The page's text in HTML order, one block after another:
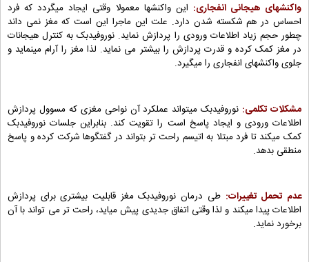
واکنشهای هیجانی انفجاری: این واکنشها معمولا وقتی ایجاد میگردد که فرد
احساس در هم شکسته شدن دارد. علت این ماجرا این است که مغز نمی داند
چطور حجم زیاد اطلاعات ورودی را پردازش نماید. نوروفیدبک به کنترل هیجانات
در مغز کمک کرده و قدرت پردازش را بیشتر می نماید. لذا مغز را آرام مینماید و
جلوی واکنشهای انفجاری را میگیرد.
مشکلات تکلمی: نوروفیدبک میتواند عملکرد آن نواحی مغزی که مسوول پردازش
اطلاعات ورودی و ایجاد پاسخ است را تقویت کند. بنابراین جلسات نوروفیدبک
کمک میکند تا فرد مبتلا به اتیسم راحت تر بتواند در گفتگوها شرکت کرده و پاسخ
منطقی بدهد.
عدم تحمل تغییرات: طی درمان نوروفیدبک مغز قابلیت بیشتری برای پردازش
اطلاعات پیدا میکند و لذا وقتی اتفاق جدیدی پیش میاید، راحت تر می تواند با آن
برخورد نماید.